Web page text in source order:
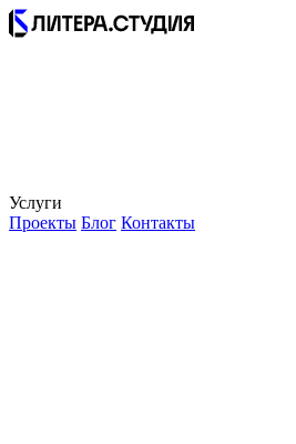
Услуги
Проекты Блог Контакты